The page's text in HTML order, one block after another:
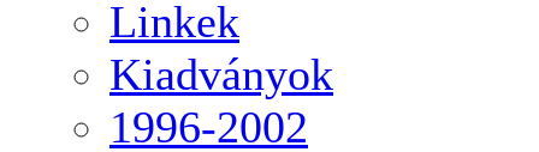
Linkek
Kiadványok
1996-2002